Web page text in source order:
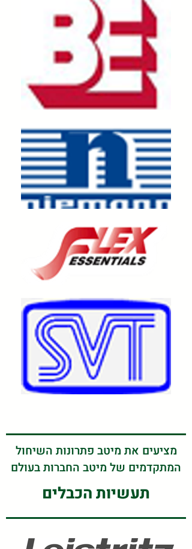
מציעים את מיטב פתרונות השיחול
המתקדמים של מיטב החברות בעולם
תעשיות הכבלים